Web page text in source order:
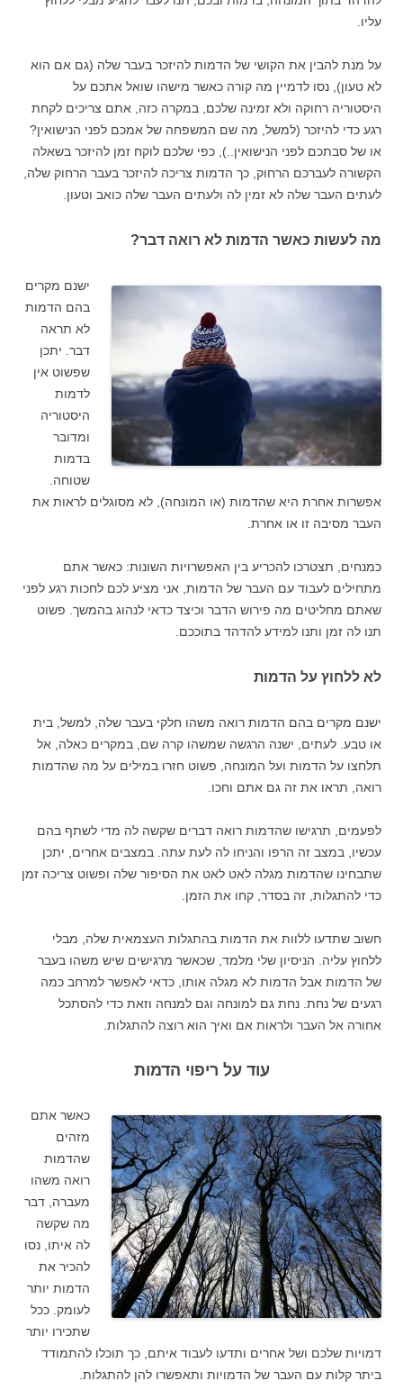
עליו.
על מנת להבין את הקושי של הדמות להיזכר בעבר שלה (גם אם הוא
לא טעון), נסו לדמיין מה קורה כאשר מישהו שואל אתכם על
היסטוריה רחוקה ולא זמינה שלכם, במקרה כזה, אתם צריכים לקחת
רגע כדי להיזכר (למשל, מה שם המשפחה של אמכם לפני הנישואין?
או של סבתכם לפני הנישואין..), כפי שלכם לוקח זמן להיזכר בשאלה
הקשורה לעברכם הרחוק, כך הדמות צריכה להיזכר בעבר הרחוק שלה,
לעתים העבר שלה לא זמין לה ולעתים העבר שלה כואב וטעון.
מה לעשות כאשר הדמות לא רואה דבר?
ישנם מקרים
בהם הדמות
לא תראה
דבר. יתכן
שפשוט אין
לדמות
היסטוריה
ומדובר
בדמות
שטוחה.
אפשרות אחרת היא שהדמות (או המונחה), לא מסוגלים לראות את
העבר מסיבה זו או אחרת.
כמנחים, תצטרכו להכריע בין האפשרויות השונות: כאשר אתם
מתחילים לעבוד עם העבר של הדמות, אני מציע לכם לחכות רגע לפני
שאתם מחליטים מה פירוש הדבר וכיצד כדאי לנהוג בהמשך. פשוט
תנו לה זמן ותנו למידע להדהד בתוככם.
לא ללחוץ על הדמות
ישנם מקרים בהם הדמות רואה משהו חלקי בעבר שלה, למשל, בית
או טבע. לעתים, ישנה הרגשה שמשהו קרה שם, במקרים כאלה, אל
תלחצו על הדמות ועל המונחה, פשוט חזרו במילים על מה שהדמות
רואה, תראו את זה גם אתם וחכו.
לפעמים, תרגישו שהדמות רואה דברים שקשה לה מדי לשתף בהם
עכשיו, במצב זה הרפו והניחו לה לעת עתה. במצבים אחרים, יתכן
שתבחינו שהדמות מגלה לאט לאט את הסיפור שלה ופשוט צריכה זמן
כדי להתגלות, זה בסדר, קחו את הזמן.
חשוב שתדעו ללוות את הדמות בהתגלות העצמאית שלה, מבלי
ללחוץ עליה. הניסיון שלי מלמד, שכאשר מרגישים שיש משהו בעבר
של הדמות אבל הדמות לא מגלה אותו, כדאי לאפשר למרחב כמה
רגעים של נחת. נחת גם למונחה וגם למנחה וזאת כדי להסתכל
אחורה אל העבר ולראות אם ואיך הוא רוצה להתגלות.
עוד על ריפוי הדמות
כאשר אתם
מזהים
שהדמות
רואה משהו
מעברה, דבר
מה שקשה
לה איתו, נסו
להכיר את
הדמות יותר
לעומק. ככל
שתכירו יותר
דמויות שלכם ושל אחרים ותדעו לעבוד איתם, כך תוכלו להתמודד
ביתר קלות עם העבר של הדמויות ותאפשרו להן להתגלות.